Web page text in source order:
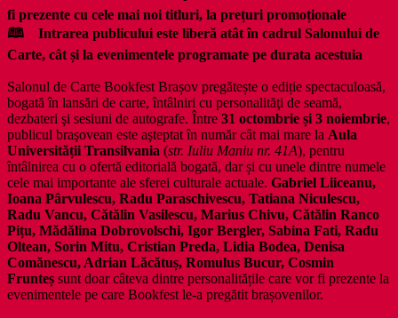
fi prezente cu cele mai noi titluri, la prețuri promoționale
🕮 Intrarea publicului este liberă atât în cadrul Salonului de
Carte, cât și la evenimentele programate pe durata acestuia
Salonul de Carte Bookfest Brașov pregătește o ediție spectaculoasă,
bogată în lansări de carte, întâlniri cu personalităţi de seamă,
dezbateri şi sesiuni de autografe. Între 31 octombrie și 3 noiembrie,
publicul braşovean este aşteptat în număr cât mai mare la Aula
Universității Transilvania (str. Iuliu Maniu nr. 41A), pentru
întâlnirea cu o ofertă editorială bogată, dar și cu unele dintre numele
cele mai importante ale sferei culturale actuale. Gabriel Liiceanu,
Ioana Pârvulescu, Radu Paraschivescu, Tatiana Niculescu,
Radu Vancu, Cătălin Vasilescu, Marius Chivu, Cătălin Ranco
Pițu, Mădălina Dobrovolschi, Igor Bergler, Sabina Fati, Radu
Oltean, Sorin Mitu, Cristian Preda, Lidia Bodea, Denisa
Comănescu, Adrian Lăcătuș, Romulus Bucur, Cosmin
Frunteș sunt doar câteva dintre personalitățile care vor fi prezente la
evenimentele pe care Bookfest le-a pregătit brașovenilor.